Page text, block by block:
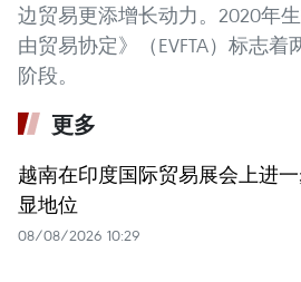
边贸易更添增长动力。2020年
由贸易协定》（EVFTA）标志
阶段。
更多
越南在印度国际贸易展会上进
显地位
08/08/2026 10:29